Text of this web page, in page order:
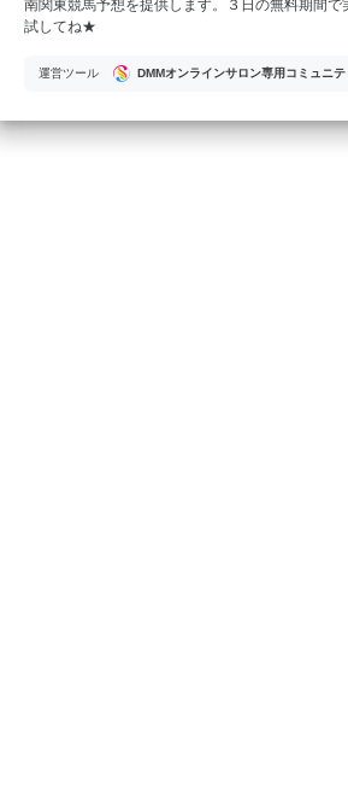
南関東競馬予想を提供します。３日の無料期間で
試してね★
運営ツール DMMオンラインサロン専用コミュニテ